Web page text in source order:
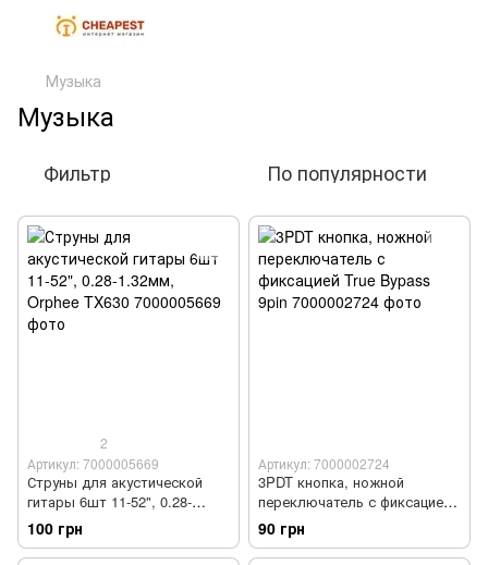
Музыка
Музыка
Фильтр По популярности
2
Артикул: 7000005669
Струны для акустической
гитары 6шт 11-52", 0.28-
1.32мм, Orphee TX630
100 грн
Артикул: 7000002724
3PDT кнопка, ножной
переключатель с фиксацией
True Bypass 9pin
90 грн